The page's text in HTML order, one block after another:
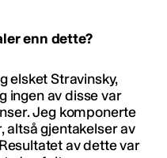
enn dette?
elsket Stravinsky,
ingen av disse var
Jeg komponerte
altså gjentakelser av
av dette var